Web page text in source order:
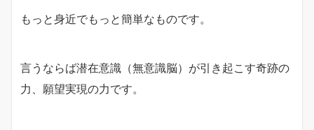
もっと身近でもっと簡単なものです。
言うならば潜在意識（無意識脳）が引き起こす奇跡の
力、願望実現の力です。